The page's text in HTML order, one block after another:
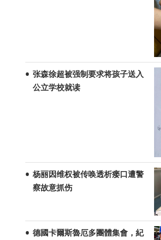
张森徐超被强制要求将孩子送入
公立学校就读
杨丽因维权被传唤透析瘘口遭警
察故意抓伤
德國卡爾斯魯厄多團體集會，紀